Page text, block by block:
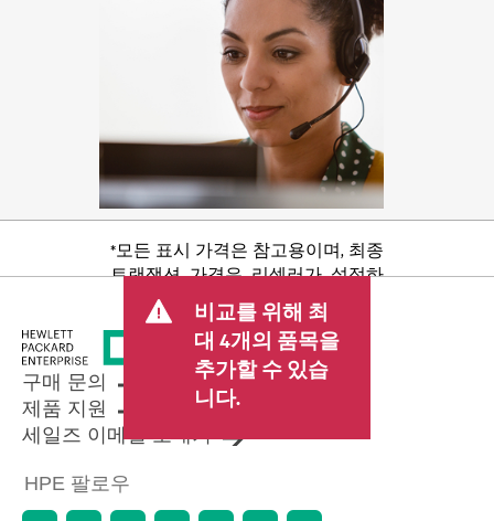
*모든 표시 가격은 참고용이며, 최종
트랜잭션 가격은 리셀러가 설정하
며 판매세/VAT 및 배송 등 기타 수수
료가 포함될 수 있습니다. 리셀러가
설정한 트랜잭션 가격은 다른 리셀
러가 설정한 가격 및 표시 가격과 다
를 수 있습니다. 표시 가격에는 기간
한정 프로모션 혜택이 포함될 수 있
습니다. HPE는 시장 상황 변화, 제품
수명 종료, 광고 오류 등을 포함하되
이에 국한되지 않는 사유로 언제든
비교를 위해 최
대 4개의 품목을
추가할 수 있습
니다.
구매 문의
제품 지원
세일즈 이메일 보내기
HPE 팔로우